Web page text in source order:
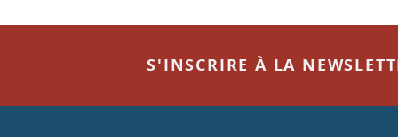
S'INSCRIRE À LA